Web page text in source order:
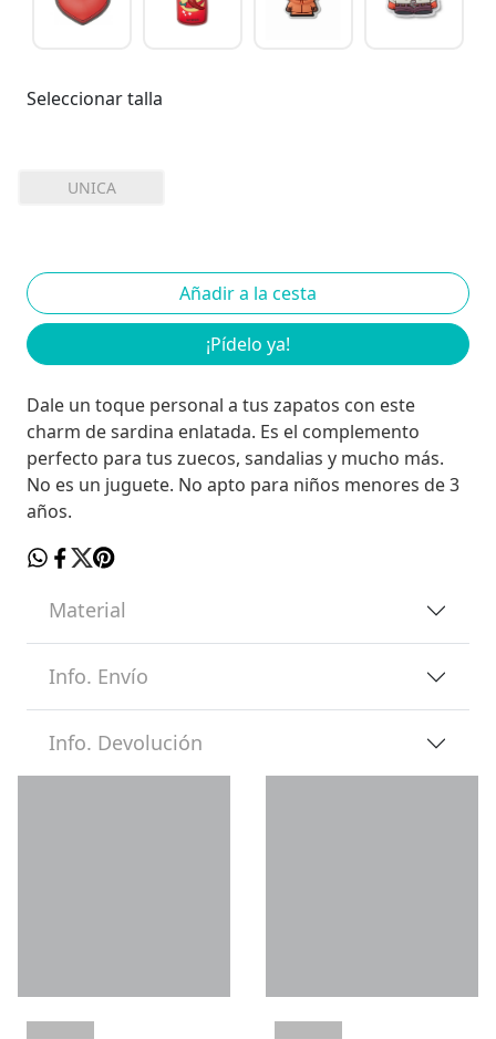
Seleccionar talla
UNICA
¡Pídelo ya!
Dale un toque personal a tus zapatos con este
charm de sardina enlatada. Es el complemento
perfecto para tus zuecos, sandalias y mucho más.
No es un juguete. No apto para niños menores de 3
años.
Material
Info. Envío
Info. Devolución